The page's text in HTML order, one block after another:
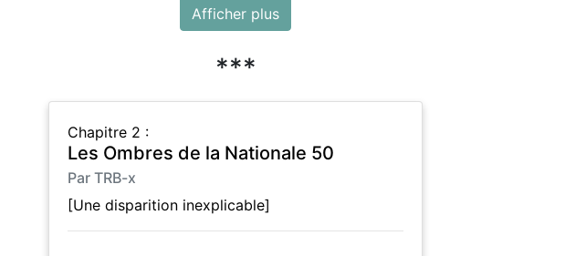
Afficher plus
***
Chapitre 2 :
Les Ombres de la Nationale 50
Par TRB-x
[Une disparition inexplicable]